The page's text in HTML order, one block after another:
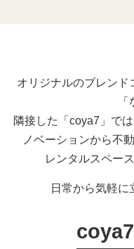
オリジナルのブレンド
隣接した「coya7」で
ノベーションから不
レンタルスペー
日常から気軽に